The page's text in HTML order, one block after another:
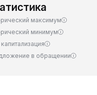
максимум
минимум
в обращении